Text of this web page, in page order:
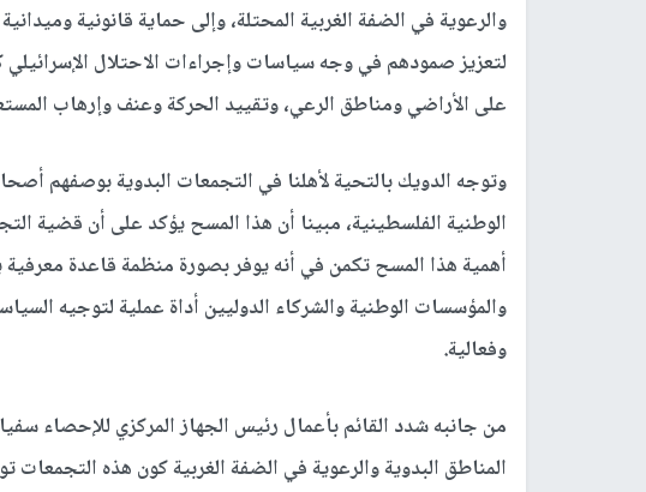
والرعوية في الضفة الغربية المحتلة، وإلى حماية قانونية
لتعزيز صمودهم في وجه سياسات وإجراءات الاحتلال الإسرائيلي
على الأراضي ومناطق الرعي، وتقييد الحركة وعنف وإرهاب
وتوجه الدويك بالتحية لأهلنا في التجمعات البدوية بوصفهم
الوطنية الفلسطينية، مبينا أن هذا المسح يؤكد على أن قضية
أهمية هذا المسح تكمن في أنه يوفر بصورة منظمة قاعدة معرفية
والمؤسسات الوطنية والشركاء الدوليين أداة عملية لتوجيه
وفعالية.
من جانبه شدد القائم بأعمال رئيس الجهاز المركزي للإحصاء
المناطق البدوية والرعوية في الضفة الغربية كون هذه